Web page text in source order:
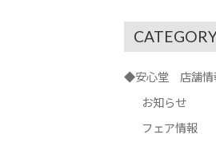
◆安心堂 店舗情
お知らせ
フェア情報